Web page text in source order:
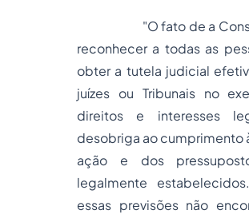
"O fato de a
reconhecer a todas as
obter a tutela judicial
juízes ou Tribunais no
direitos e interesses
desobriga ao cumprimento
ação e dos
legalmente
essas previsões não